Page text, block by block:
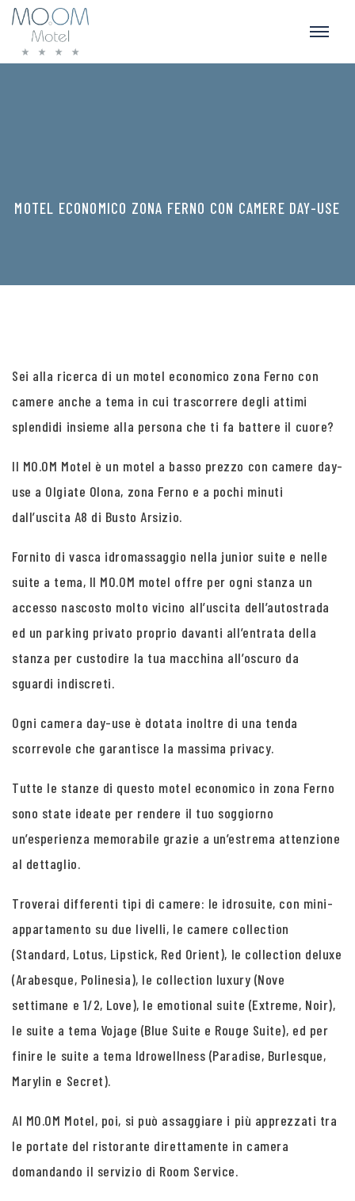
MOTEL ECONOMICO ZONA FERNO CON CAMERE DAY-USE
Sei alla ricerca di un motel economico zona Ferno con
camere anche a tema in cui trascorrere degli attimi
splendidi insieme alla persona che ti fa battere il cuore?
Il MO.OM Motel è un motel a basso prezzo con camere day-
use a Olgiate Olona, zona Ferno e a pochi minuti
dall’uscita A8 di Busto Arsizio.
Fornito di vasca idromassaggio nella junior suite e nelle
suite a tema, Il MO.OM motel offre per ogni stanza un
accesso nascosto molto vicino all’uscita dell’autostrada
ed un parking privato proprio davanti all’entrata della
stanza per custodire la tua macchina all’oscuro da
sguardi indiscreti.
Ogni camera day-use è dotata inoltre di una tenda
scorrevole che garantisce la massima privacy.
Tutte le stanze di questo motel economico in zona Ferno
sono state ideate per rendere il tuo soggiorno
un’esperienza memorabile grazie a un’estrema attenzione
al dettaglio.
Troverai differenti tipi di camere: le idrosuite, con mini-
appartamento su due livelli, le camere collection
(Standard, Lotus, Lipstick, Red Orient), le collection deluxe
(Arabesque, Polinesia), le collection luxury (Nove
settimane e 1/2, Love), le emotional suite (Extreme, Noir),
le suite a tema Vojage (Blue Suite e Rouge Suite), ed per
finire le suite a tema Idrowellness (Paradise, Burlesque,
Marylin e Secret).
Al MO.OM Motel, poi, si può assaggiare i più apprezzati tra
le portate del ristorante direttamente in camera
domandando il servizio di Room Service.